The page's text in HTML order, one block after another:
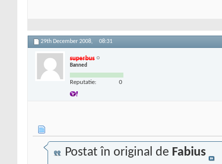
29th December 2008, 08:31
superbus
Banned
Reputatie: 0
Postat în original de Fabius